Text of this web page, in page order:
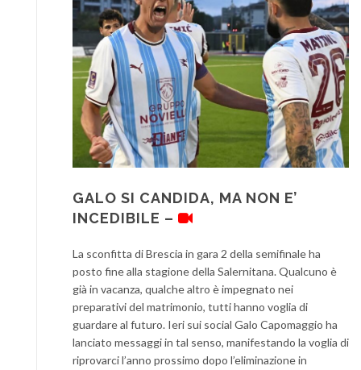
GALO SI CANDIDA, MA NON E’
INCEDIBILE –
La sconfitta di Brescia in gara 2 della semifinale ha
posto fine alla stagione della Salernitana. Qualcuno è
già in vacanza, qualche altro è impegnato nei
preparativi del matrimonio, tutti hanno voglia di
guardare al futuro. Ieri sui social Galo Capomaggio ha
lanciato messaggi in tal senso, manifestando la voglia di
riprovarci l’anno prossimo dopo l’eliminazione in